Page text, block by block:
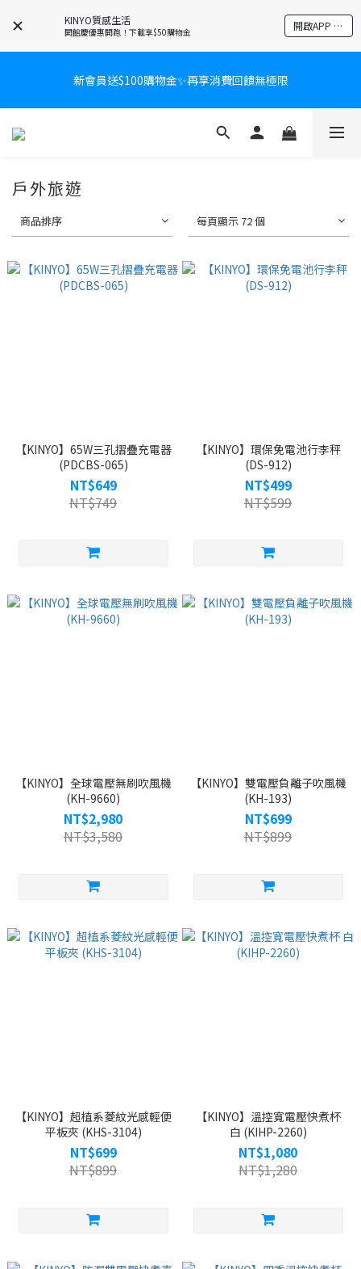
KINYO質感生活
開館慶優惠開跑！下載享$50購物金 開啟APP 享隱藏優惠
新會員送$100購物金✨再享消費回饋無極限
新會員送$100購物金✨再享消費回饋無極限
爸氣有禮賞🎁全館任2件9折✨刮鬍刀、按摩家電、電動牙刷、藍芽
炎熱夏日救星☀️秒凍扇登場💙半導體製冷 x 微米級冰霧，一秒開
戶外旅遊
商品排序 每頁顯示 72 個
【KINYO】65W三孔摺疊充電器
(PDCBS-065)
NT$649
NT$749
【KINYO】環保免電池行李秤
(DS-912)
NT$499
NT$599
【KINYO】全球電壓無刷吹風機
(KH-9660)
NT$2,980
NT$3,580
【KINYO】雙電壓負離子吹風機
(KH-193)
NT$699
NT$899
【KINYO】超植系菱紋光感輕便
平板夾 (KHS-3104)
NT$699
NT$899
【KINYO】溫控寬電壓快煮杯
白 (KIHP-2260)
NT$1,080
NT$1,280